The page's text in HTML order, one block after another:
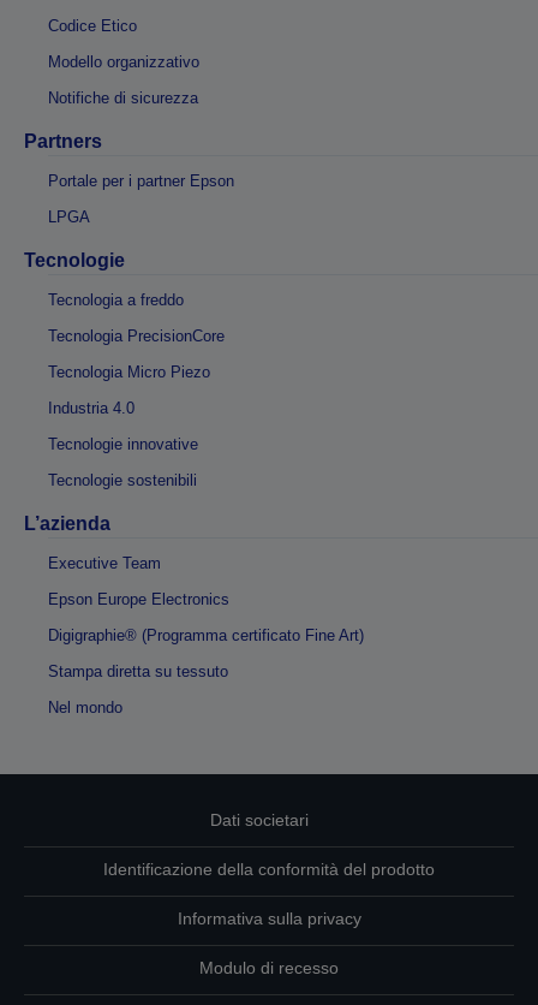
Codice Etico
Modello organizzativo
Notifiche di sicurezza
Partners
Portale per i partner Epson
LPGA
Tecnologie
Tecnologia a freddo
Tecnologia PrecisionCore
Tecnologia Micro Piezo
Industria 4.0
Tecnologie innovative
Tecnologie sostenibili
L’azienda
Executive Team
Epson Europe Electronics
Digigraphie® (Programma certificato Fine Art)
Stampa diretta su tessuto
Nel mondo
Dati societari
Identificazione della conformità del prodotto
Informativa sulla privacy
Modulo di recesso